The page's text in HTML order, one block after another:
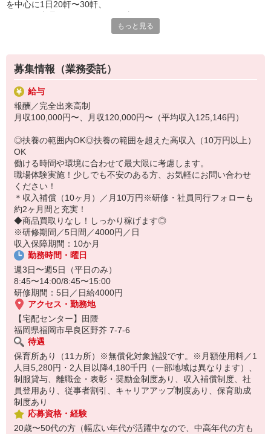
など、働くママの多いヤクルトならではの
仕事×育児のお悩みをスッキリ解決に導きます☆
を中心に1日20軒〜30軒、
商品を通じてお客さまとふれあう楽しさ、健康的な生活にお役立ち
す！
〜ヤクルトスタッフの1日〜
2児の母として仕事と家庭の両立をしているHさん。
実際のワークスタイルを、一例としてご紹介いたします！
※時間は地域によって異なります。
8:20 宅配センターに到着、お届けの準備
8:30 朝礼が終わったら出発
13:00 お届け修了、翌日準備、集計作業
14:30お仕事修了
保育所にお子さまを迎えに行って帰宅
☆ココがPoint☆
・職場の近くに保育所（保育園、幼稚園、託児所）があるから、送
り迎えの時間の心配がいりません！
・保育料補助制度があります！
・家事・夕食の支度なども余裕をもってできます！
もっと見る
募集情報（業務委託）
給与
報酬／完全出来高制
月収100,000円〜、月収120,000円〜（平均収入125,146円）
◎扶養の範囲内OK◎扶養の範囲を超えた高収入（10万円以上）
OK
働ける時間や環境に合わせて最大限に考慮します。
職場体験実施！少しでも不安のある方、お気軽にお問い合わせ
ください！
＊収入補償（10ヶ月）／月10万円※研修・社員同行フォローも
約2ヶ月間と充実！
◆商品買取りなし！しっかり稼げます◎
※研修期間／5日間／4000円／日
収入保障期間：10か月
勤務時間・曜日
週3日〜週5日（平日のみ）
8:45〜14:00/8:45〜15:00
研修期間：5日／日給4000円
アクセス・勤務地
【宅配センター】田隈
福岡県福岡市早良区野芥 7-7-6
待遇
保育所あり（11カ所）※無償化対象施設です。※月額使用料／1
人目5,280円・2人目以降4,180千円（一部地域は異なります）、
制服貸与、離職金・表彰・奨励金制度あり、収入補償制度、社
員登用あり、従事者割引、キャリアアップ制度あり、保育助成
制度あり
応募資格・経験
20歳〜50代の方（幅広い年代が活躍中なので、中高年代の方も